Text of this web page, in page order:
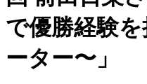
で優勝経験
ーター〜」